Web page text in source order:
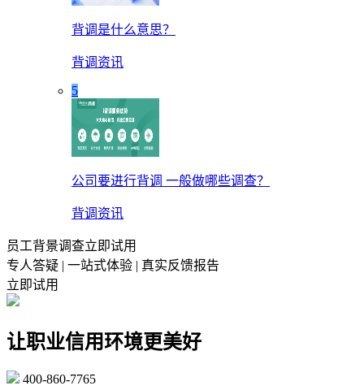
背调是什么意思？
背调资讯
5
公司要进行背调 一般做哪些调查？
背调资讯
员工背景调查立即试用
专人答疑 | 一站式体验 | 真实反馈报告
立即试用
让职业信用环境更美好
400-860-7765